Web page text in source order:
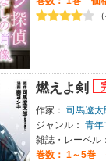
燃えよ剣
作家： 司馬遼太
ジャンル： 青年
雑誌・レーベル
巻数： 1～5巻